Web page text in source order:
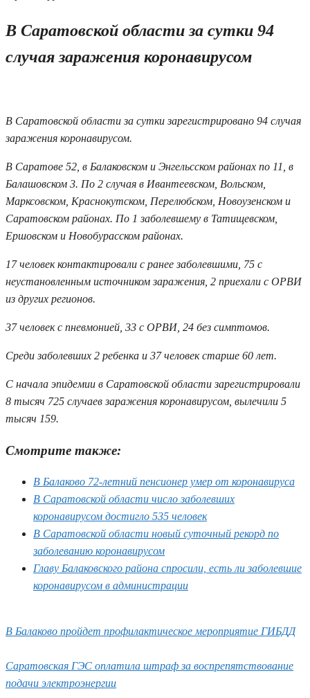
В Саратовской области за сутки 94
случая заражения коронавирусом
В Саратовской области за сутки зарегистрировано 94 случая
заражения коронавирусом.
В Саратове 52, в Балаковском и Энгельсском районах по 11, в
Балашовском 3. По 2 случая в Ивантеевском, Вольском,
Марксовском, Краснокутском, Перелюбском, Новоузенском и
Саратовском районах. По 1 заболевшему в Татищевском,
Ершовском и Новобурасском районах.
17 человек контактировали с ранее заболевшими, 75 с
неустановленным источником заражения, 2 приехали с ОРВИ
из других регионов.
37 человек с пневмонией, 33 с ОРВИ, 24 без симптомов.
Среди заболевших 2 ребенка и 37 человек старше 60 лет.
С начала эпидемии в Саратовской области зарегистрировали
8 тысяч 725 случаев заражения коронавирусом, вылечили 5
тысяч 159.
Смотрите также:
В Балаково 72-летний пенсионер умер от коронавируса
В Саратовской области число заболевших
коронавирусом достигло 535 человек
В Саратовской области новый суточный рекорд по
заболеванию коронавирусом
Главу Балаковского района спросили, есть ли заболевшие
коронавирусом в администрации
В Балаково пройдет профилактическое мероприятие ГИБДД
Саратовская ГЭС оплатила штраф за воспрепятствование
подачи электроэнергии